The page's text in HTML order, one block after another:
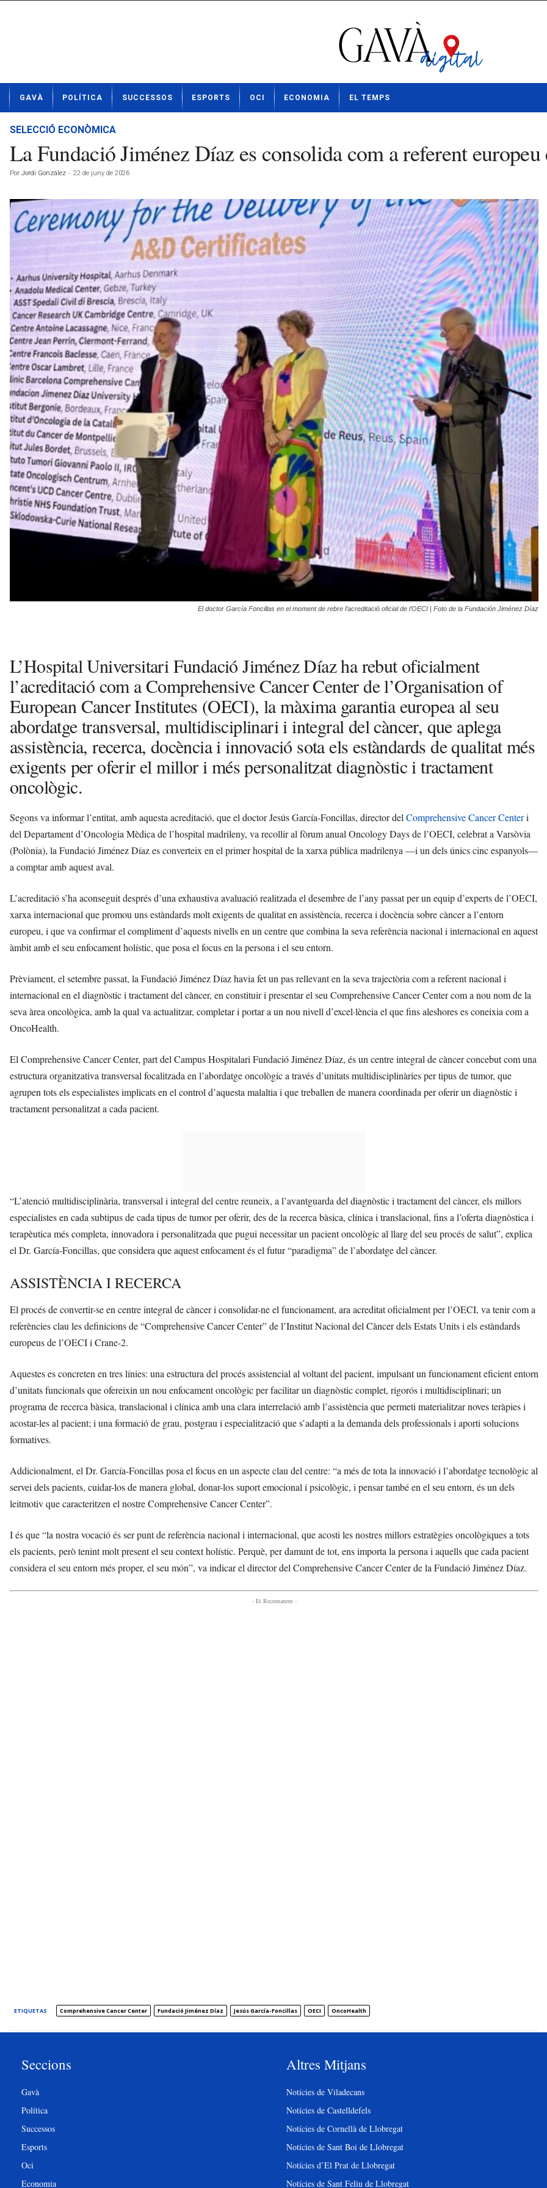
t
GAVÀ POLÍTICA SUCCESSOS ESPORTS OCI ECONOMIA EL TEMPS
SELECCIÓ ECONÒMICA
La Fundació Jiménez Díaz es consolida com a referent
Por Jordi González - 22 de juny de 2026
El doctor García Foncillas en el moment de rebre l’acreditació oficial de l’OECI | Foto de la Fundación Jiménez Díaz
L’Hospital Universitari Fundació Jiménez Díaz ha rebut oficialment
l’acreditació com a Comprehensive Cancer Center de l’Organisation of
European Cancer Institutes (OECI), la màxima garantia europea al seu
abordatge transversal, multidisciplinari i integral del càncer, que aplega
assistència, recerca, docència i innovació sota els estàndards de qualitat més
exigents per oferir el millor i més personalitzat diagnòstic i tractament
oncològic.
Segons va informar l’entitat, amb aquesta acreditació, que el doctor Jesús García-Foncillas, director del Comprehensive Cancer Centeri
del Departament d’Oncologia Mèdica de l’hospital madrileny, va recollir al fòrum anual Oncology Days de l’OECI, celebrat a Varsòvia
(Polònia), la Fundació Jiménez Díaz es converteix en el primer hospital de la xarxa pública madrilenya —i un dels únics cinc espanyols—
a comptar amb aquest aval.
L’acreditació s’ha aconseguit després d’una exhaustiva avaluació realitzada el desembre de l’any passat per un equip d’experts de l’OECI,
xarxa internacional que promou uns estàndards molt exigents de qualitat en assistència, recerca i docència sobre càncer a l’entorn
europeu, i que va confirmar el compliment d’aquests nivells en un centre que combina la seva referència nacional i internacional en aquest
àmbit amb el seu enfocament holístic, que posa el focus en la persona i el seu entorn.
Prèviament, el setembre passat, la Fundació Jiménez Díaz havia fet un pas rellevant en la seva trajectòria com a referent nacional i
internacional en el diagnòstic i tractament del càncer, en constituir i presentar el seu Comprehensive Cancer Center com a nou nom de la
seva àrea oncològica, amb la qual va actualitzar, completar i portar a un nou nivell d’excel·lència el que fins aleshores es coneixia com a
OncoHealth.
El Comprehensive Cancer Center, part del Campus Hospitalari Fundació Jiménez Díaz, és un centre integral de càncer concebut com una
estructura organitzativa transversal focalitzada en l’abordatge oncològic a través d’unitats multidisciplinàries per tipus de tumor, que
agrupen tots els especialistes implicats en el control d’aquesta malaltia i que treballen de manera coordinada per oferir un diagnòstic i
tractament personalitzat a cada pacient.
“L’atenció multidisciplinària, transversal i integral del centre reuneix, a l’avantguarda del diagnòstic i tractament del càncer, els millors
especialistes en cada subtipus de cada tipus de tumor per oferir, des de la recerca bàsica, clínica i translacional, fins a l’oferta diagnòstica i
terapèutica més completa, innovadora i personalitzada que pugui necessitar un pacient oncològic al llarg del seu procés de salut”, explica
el Dr. García-Foncillas, que considera que aquest enfocament és el futur “paradigma” de l’abordatge del càncer.
ASSISTÈNCIA I RECERCA
El procés de convertir-se en centre integral de càncer i consolidar-ne el funcionament, ara acreditat oficialment per l’OECI, va tenir com a
referències clau les definicions de “Comprehensive Cancer Center” de l’Institut Nacional del Càncer dels Estats Units i els estàndards
europeus de l’OECI i Crane-2.
Aquestes es concreten en tres línies: una estructura del procés assistencial al voltant del pacient, impulsant un funcionament eficient entorn
d’unitats funcionals que ofereixin un nou enfocament oncològic per facilitar un diagnòstic complet, rigorós i multidisciplinari; un
programa de recerca bàsica, translacional i clínica amb una clara interrelació amb l’assistència que permeti materialitzar noves teràpies i
acostar-les al pacient; i una formació de grau, postgrau i especialització que s’adapti a la demanda dels professionals i aporti solucions
formatives.
Addicionalment, el Dr. García-Foncillas posa el focus en un aspecte clau del centre: “a més de tota la innovació i l’abordatge tecnològic al
servei dels pacients, cuidar-los de manera global, donar-los suport emocional i psicològic, i pensar també en el seu entorn, és un dels
leitmotiv que caracteritzen el nostre Comprehensive Cancer Center”.
I és que “la nostra vocació és ser punt de referència nacional i internacional, que acosti les nostres millors estratègies oncològiques a tots
els pacients, però tenint molt present el seu context holístic. Perquè, per damunt de tot, ens importa la persona i aquells que cada pacient
considera el seu entorn més proper, el seu món”, va indicar el director del Comprehensive Cancer Center de la Fundació Jiménez Díaz.
- Et Recomanem -
ETIQUETAS Comprehensive Cancer Center Fundació Jiménez Díaz Jesús García-Foncillas OECI OncoHealth
Seccions
Gavà
Política
Successos
Esports
Oci
Economia
Altres Mitjans
Notícies de Viladecans
Notícies de Castelldefels
Notícies de Cornellà de Llobregat
Notícies de Sant Boi de Llobregat
Notícies d’El Prat de Llobregat
Notícies de Sant Feliu de Llobregat